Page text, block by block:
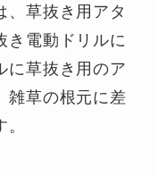
、草抜き用アタ
き電動ドリルに
に草抜き用のア
雑草の根元に差